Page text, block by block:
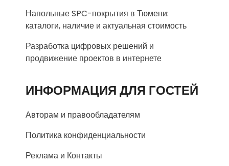
Напольные SPC-покрытия в Тюмени:
каталоги, наличие и актуальная стоимость
Разработка цифровых решений и
продвижение проектов в интернете
ИНФОРМАЦИЯ ДЛЯ ГОСТЕЙ
Авторам и правообладателям
Политика конфиденциальности
Реклама и Контакты